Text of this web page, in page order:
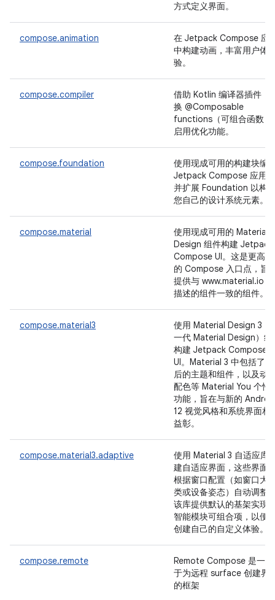
方式定义界面。
compose.animation
在 Jetpack Compose 应
中构建动画，丰富用户体
验。
compose.compiler
借助 Kotlin 编译器插件，
换 @Composable
functions（可组合函数）
启用优化功能。
compose.foundation
使用现成可用的构建块编
Jetpack Compose 应用，
并扩展 Foundation 以构
您自己的设计系统元素。
compose.material
使用现成可用的 Material
Design 组件构建 Jetpack
Compose UI。这是更高
的 Compose 入口点，旨
提供与 www.material.io 上
描述的组件一致的组件。
compose.material3
使用 Material Design 3（
一代 Material Design）组
构建 Jetpack Compose
UI。Material 3 中包括了
后的主题和组件，以及动
配色等 Material You 个性
功能，旨在与新的
12 视觉风格和系统界面相
益彰。
compose.material3.adaptive
使用 Material 3 自适应库
建自适应界面，这些界面
根据窗口配置（如窗口大
类或设备姿态）自动调整
该库提供默认的基架实现
智能模块可组合项，以便
创建自己的自定义体验。
compose.remote
Remote Compose 是一
于为远程 surface 创建界
的框架